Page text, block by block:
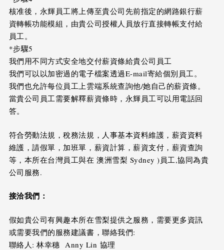
核准後，永輝員工將上傳至貴公司先前指定的網路銀行薪
資轉帳功能模組，由貴公司授權人員放行直接轉帳支付給
員工。
*步驟5
我們用不同方式安全地交付薪資條給貴公司員工
我們可以以加密過的電子檔案透過E-mail寄給個別員工。
我們也允許每位員工上雲端系統查詢他/她自己的薪資條。
當貴公司員工需要解釋薪資條時，永輝員工可以用電話回
答。
符合勞動法規，稅務法規，人事基本資料維護，薪資資料
維護，請假單，加班單，薪資計算，薪資支付，薪資查詢
等，本所在台灣員工與在 澳洲雪梨 Sydney )員工,協同為貴
公司服務.
接洽我們：
假如貴公司有興趣本所在雪梨提供之服務，需要更多資訊
或需要我們的服務建議書，聯絡我們:
聯絡人: 林幸穗 Anny Lin 協理